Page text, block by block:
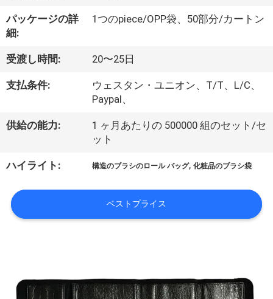
に
つ
い
場
旅
行
質
パッケージの詳
細:
1つのpiece/OPP袋、50部分/カートン
受渡し時間: 20〜25日
支払条件:
ウェスタン・ユニオン、T/T、L/C、
Paypal、
供給の能力:
1 ヶ月あたりの 500000 組のセット/セ
ット
ハイライト: 構造のブラシのロール バッグ,化粧品のブラシ袋
ベストプライス